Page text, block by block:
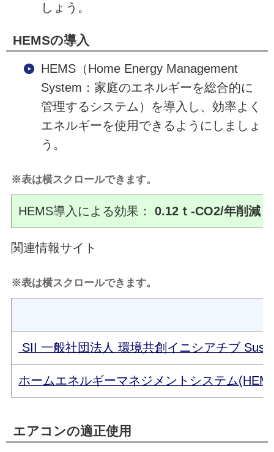
しょう。
HEMSの導入
HEMS（Home Energy Management
System：家庭のエネルギーを総合的に
管理するシステム）を導入し、効率よく
エネルギーを使用できるようにしましょ
う。
※表は横スクロールできます。
HEMS導入による効果：0.12ｔ-CO2/年削減
関連情報サイト
※表は横スクロールできます。
SII 一般社団法人 環境共創イニシアチブ
ホームエネルギーマネジメントシステム
エアコンの適正使用